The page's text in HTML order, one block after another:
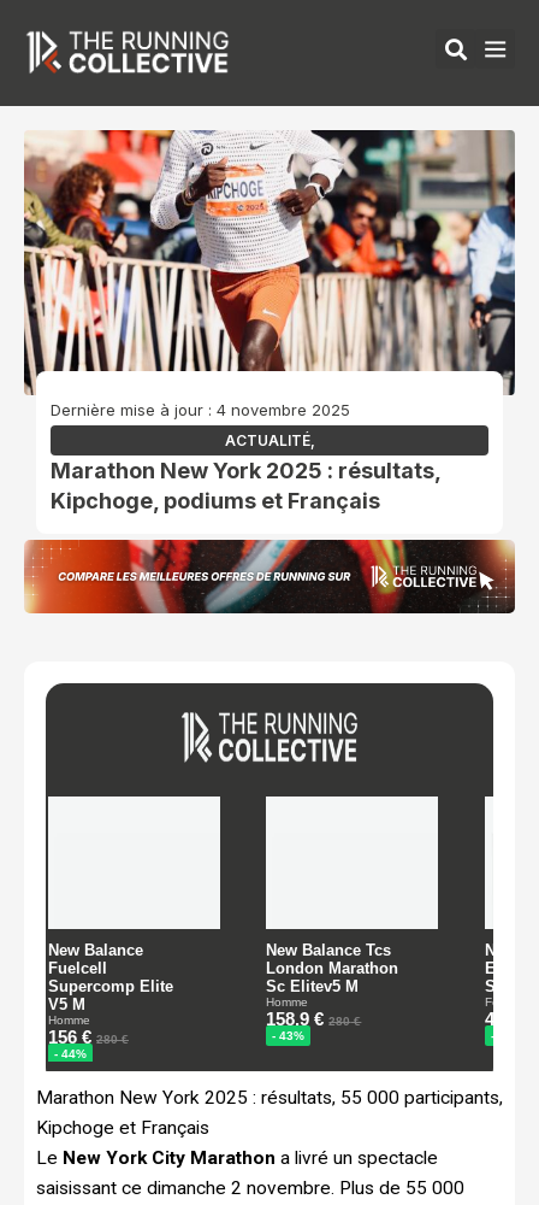
contenu
Dernière mise à jour : 4 novembre 2025
ACTUALITÉ,
Marathon New York 2025 : résultats,
Kipchoge, podiums et Français
Marathon New York 2025 : résultats, 55 000 participants,
Kipchoge et Français
Le New York City Marathon a livré un spectacle
saisissant ce dimanche 2 novembre. Plus de 55 000